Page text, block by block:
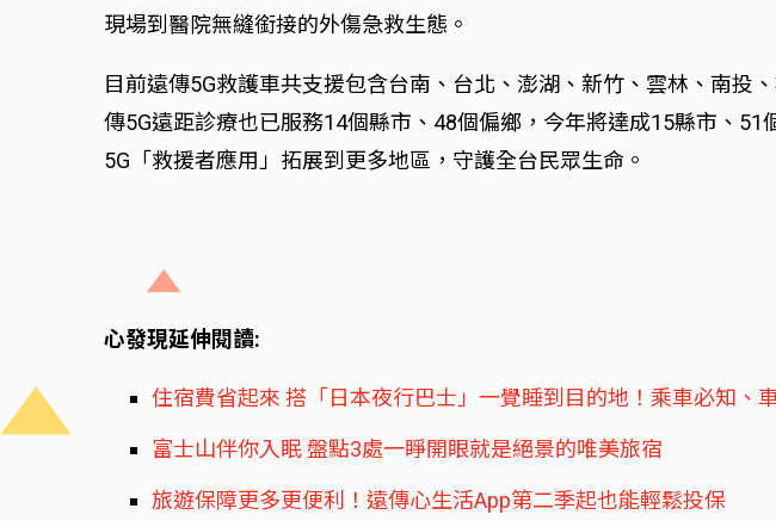
現場到醫院無縫銜接的外傷急救生態。
目前遠傳5G救護車共支援包含台南、台北、澎湖、新竹、雲林、南投
傳5G遠距診療也已服務14個縣市、48個偏鄉，今年將達成15縣市、
5G「救援者應用」拓展到更多地區，守護全台民眾生命。
心發現延伸閱讀:
住宿費省起來 搭「日本夜行巴士」一覺睡到目的地！乘車必知、
富士山伴你入眠 盤點3處一睜開眼就是絕景的唯美旅宿
旅遊保障更多更便利！遠傳心生活App第二季起也能輕鬆投保